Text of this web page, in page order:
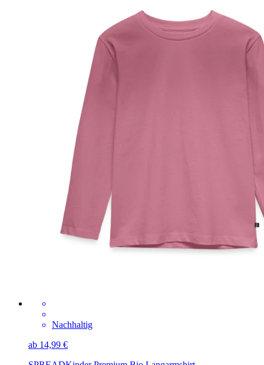
Nachhaltig
ab 14,99 €